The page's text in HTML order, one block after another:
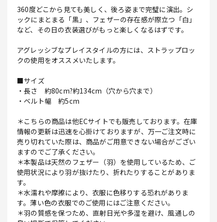
360度どこから見ても美しく、後ろ姿まで完璧に演出。シ
ックにまとまる「黒」、フェザーの存在感が際立つ「白」
など、その日の衣装選びがもっと楽しくなるはずです。
アグレッシブなプレイスタイルの方には、ストラップロッ
クの使用をオススメいたします。
■サイズ
・長さ 約80cm?約134cm（穴から穴まで）
・ベルト幅 約5cm
＊こちらの商品は他ECサイトでも販売しております。在庫
情報の更新は迅速を心掛けておりますが、万一ご注文時に
売り切れていた際は、商品がご用意できない場合がござい
ますのでご了承ください。
＊本製品は天然のフェザー（羽）を使用しているため、ご
使用状況により羽が抜けたり、折れたりすることがありま
す。
＊水濡れや摩擦により、衣服に色移りする恐れがありま
す。薄い色の衣服でのご使用にはご注意ください。
＊羽の質感を保つため、直射日光や多湿を避け、風通しの